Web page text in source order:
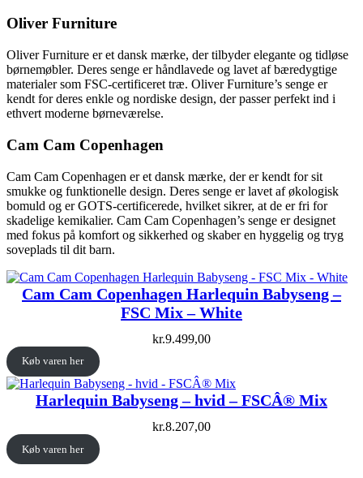
Oliver Furniture
Oliver Furniture er et dansk mærke, der tilbyder elegante og tidløse
børnemøbler. Deres senge er håndlavede og lavet af bæredygtige
materialer som FSC-certificeret træ. Oliver Furniture’s senge er
kendt for deres enkle og nordiske design, der passer perfekt ind i
ethvert moderne børneværelse.
Cam Cam Copenhagen
Cam Cam Copenhagen er et dansk mærke, der er kendt for sit
smukke og funktionelle design. Deres senge er lavet af økologisk
bomuld og er GOTS-certificerede, hvilket sikrer, at de er fri for
skadelige kemikalier. Cam Cam Copenhagen’s senge er designet
med fokus på komfort og sikkerhed og skaber en hyggelig og tryg
soveplads til dit barn.
Cam Cam Copenhagen Harlequin Babyseng –
FSC Mix – White
kr.9.499,00
Køb varen her
Harlequin Babyseng – hvid – FSCÂ® Mix
kr.8.207,00
Køb varen her